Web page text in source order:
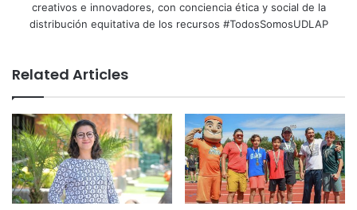
creativos e innovadores, con conciencia ética y social de la
distribución equitativa de los recursos #TodosSomosUDLAP
Related Articles